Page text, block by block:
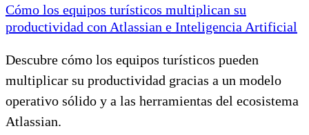
Cómo los equipos turísticos multiplican su
productividad con Atlassian e Inteligencia Artificial
Descubre cómo los equipos turísticos pueden
multiplicar su productividad gracias a un modelo
operativo sólido y a las herramientas del ecosistema
Atlassian.